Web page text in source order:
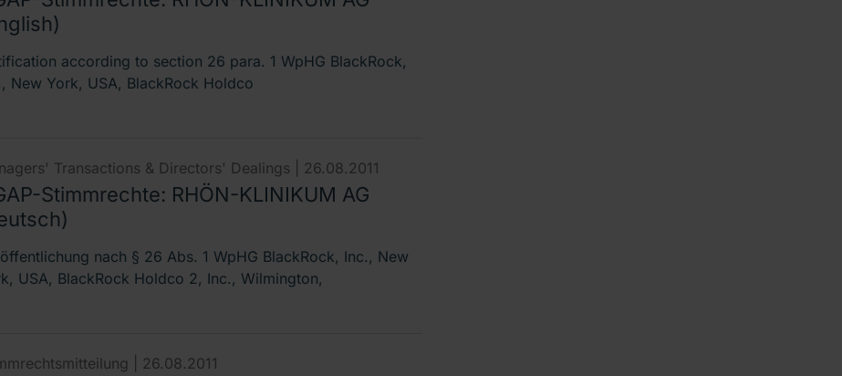
according to section 26 para. 1 WpHG BlackRock,
New York, USA, BlackRock Holdco
Transactions & Directors' Dealings | 26.08.2011
Stimmrechte: RHÖN-KLINIKUM AG
nach § 26 Abs. 1 WpHG BlackRock, Inc., New
USA, BlackRock Holdco 2, Inc., Wilmington,
| 26.08.2011